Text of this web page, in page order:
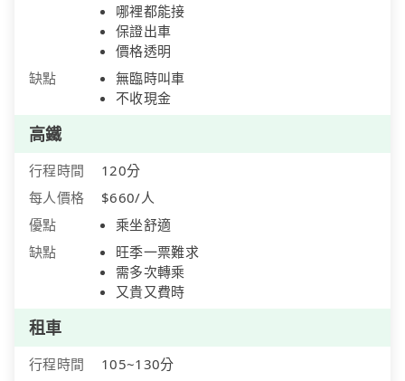
哪裡都能接
保證出車
價格透明
缺點
無臨時叫車
不收現金
高鐵
行程時間
120分
每人價格
$660/人
優點
乘坐舒適
缺點
旺季一票難求
需多次轉乘
又貴又費時
租車
行程時間
105~130分